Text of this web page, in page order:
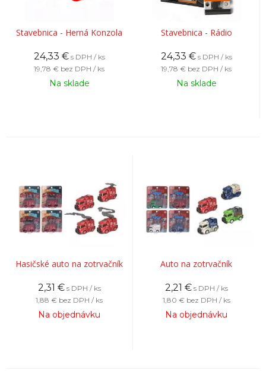
Stavebnica - Herná Konzola
24,33 € s DPH / ks
19,78 € bez DPH / ks
Na sklade
Stavebnica - Rádio
24,33 € s DPH / ks
19,78 € bez DPH / ks
Na sklade
Hasičské auto na zotrvačník
2,31 € s DPH / ks
1,88 € bez DPH / ks
Na objednávku
Auto na zotrvačník
2,21 € s DPH / ks
1,80 € bez DPH / ks
Na objednávku